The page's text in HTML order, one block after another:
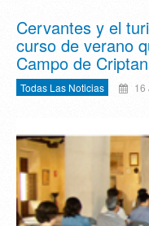
Cervantes y el
curso de verano
Campo de
Todas Las Noticias 16